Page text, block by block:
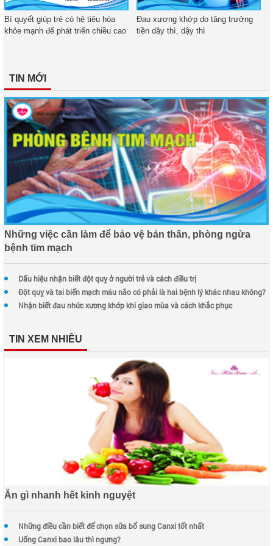
Bí quyết giúp trẻ có hệ tiêu hóa
khỏe mạnh để phát triển chiều cao
Đau xương khớp do tăng trưởng
tiền dậy thì, dậy thì
TIN MỚI
Những việc cần làm để bảo vệ bản thân, phòng ngừa
bệnh tim mạch
Dấu hiệu nhận biết đột quỵ ở người trẻ và cách điều trị
Đột quỵ và tai biến mạch máu não có phải là hai bệnh lý khác nhau không?
Nhận biết đau nhức xương khớp khi giao mùa và cách khắc phục
TIN XEM NHIỀU
Ăn gì nhanh hết kinh nguyệt
Những điều cần biết để chọn sữa bổ sung Canxi tốt nhất
Uống Canxi bao lâu thì ngưng?